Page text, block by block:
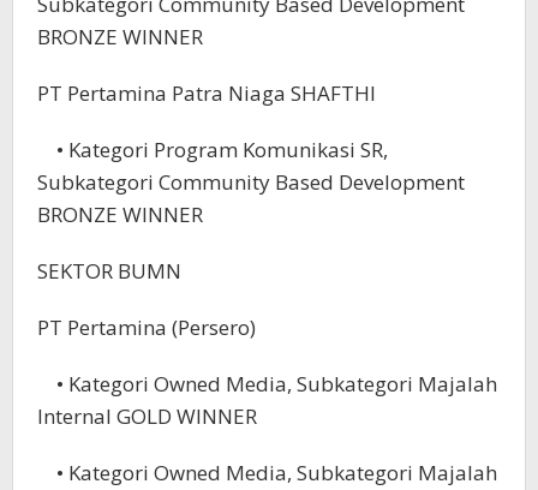
BRONZE WINNER
PT Pertamina Patra Niaga SHAFTHI
• Kategori Program Komunikasi SR,
Subkategori Community Based Development
BRONZE WINNER
SEKTOR BUMN
PT Pertamina (Persero)
• Kategori Owned Media, Subkategori Majalah
Internal GOLD WINNER
• Kategori Owned Media, Subkategori Majalah